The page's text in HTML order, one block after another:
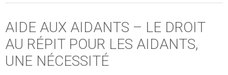
AIDE AUX AIDANTS – LE DROIT
AU RÉPIT POUR LES AIDANTS,
UNE NÉCESSITÉ